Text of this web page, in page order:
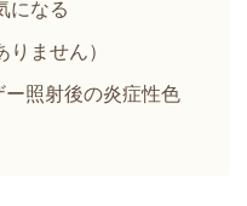
になる
ません）
照射後の炎症性色